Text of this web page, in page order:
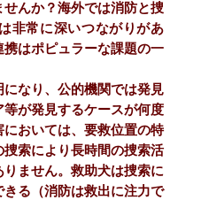
んか？海外では消防と捜
⾮常に深いつながりがあ
はポピュラーな課題の⼀
なり、公的機関では発⾒
が発⾒するケースが何度
おいては、要救位置の特
索により⻑時間の捜索活
ません。救助⽝は捜索に
る（消防は救出に注⼒で